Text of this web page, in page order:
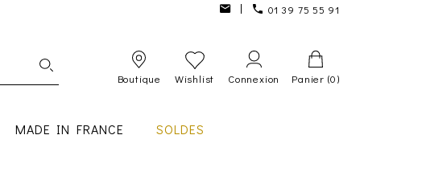
01 39 75 55 91
Boutique Wishlist Connexion Panier (0)
MADE IN FRANCE SOLDES